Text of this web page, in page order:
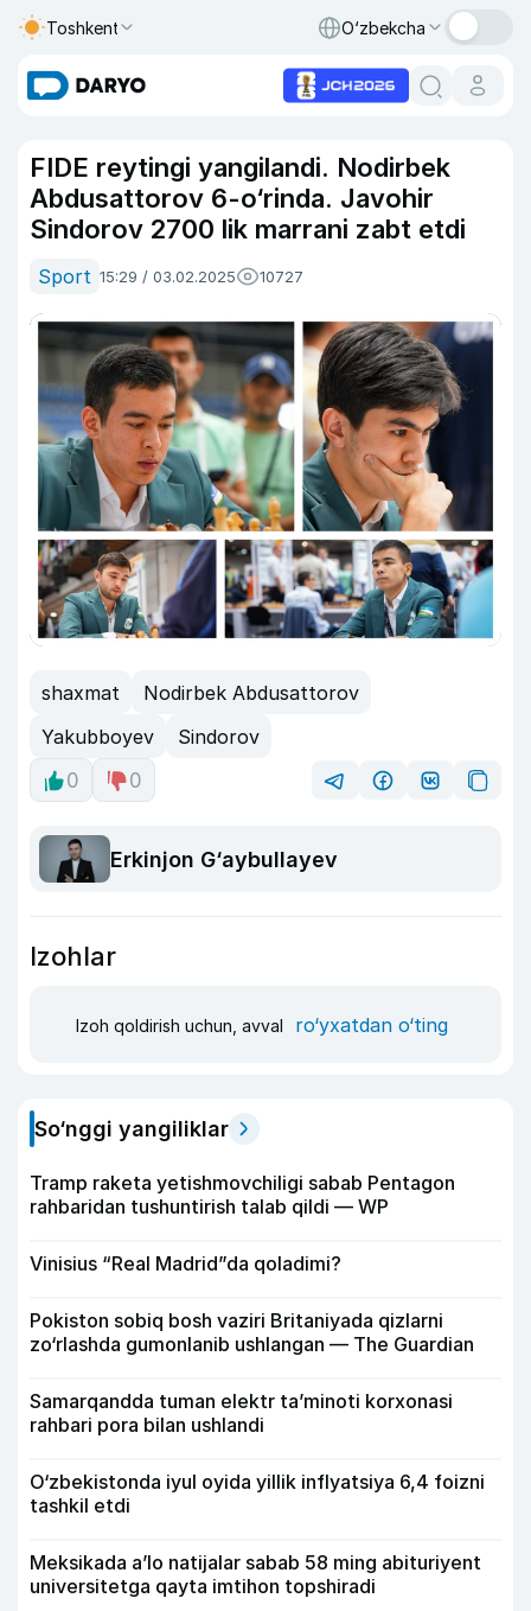
Toshkent O‘zbekcha
FIDE reytingi yangilandi. Nodirbek
Abdusattorov 6-o‘rinda. Javohir
Sindorov 2700 lik marrani zabt etdi
Sport 15:29 / 03.02.2025 10727
shaxmat
Nodirbek Abdusattorov
Yakubboyev
Sindorov
0
0
Erkinjon G‘aybullayev
Izohlar
Izoh qoldirish uchun, avval ro‘yxatdan o‘ting
So‘nggi yangiliklar
Tramp raketa yetishmovchiligi sabab Pentagon
rahbaridan tushuntirish talab qildi — WP
Vinisius “Real Madrid”da qoladimi?
Pokiston sobiq bosh vaziri Britaniyada qizlarni
zo‘rlashda gumonlanib ushlangan — The Guardian
Samarqandda tuman elektr ta’minoti korxonasi
rahbari pora bilan ushlandi
O‘zbekistonda iyul oyida yillik inflyatsiya 6,4 foizni
tashkil etdi
Meksikada a’lo natijalar sabab 58 ming abituriyent
universitetga qayta imtihon topshiradi